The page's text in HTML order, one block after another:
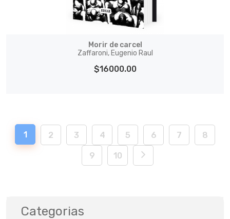
Morir de carcel
Zaffaroni, Eugenio Raul
$16000.00
1 2 3 4 5 6 7 8
9 10
Categorias